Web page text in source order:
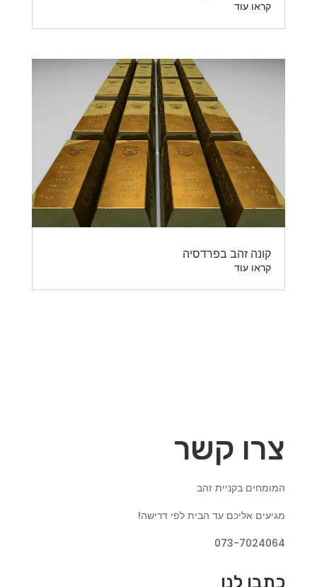
קראו עוד
קונה זהב בפרדסיה
קראו עוד
צרו קשר
המומחים בקניית זהב
מגיעים אליכם עד הבית לפי דרישה!
073-7024064